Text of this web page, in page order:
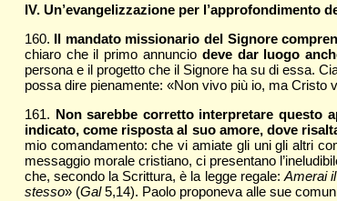
IV. Un’evangelizzazione per l’approfondimento
160. Il mandato missionario del Signore
chiaro che il primo annuncio deve dar luogo
persona e il progetto che il Signore ha su di essa.
possa dire pienamente: «Non vivo più io, ma Cristo
161. Non sarebbe corretto interpretare questo
indicato, come risposta al suo amore, dove
mio comandamento: che vi amiate gli uni gli altri
messaggio morale cristiano, ci presentano
che, secondo la Scrittura, è la legge regale: Amerai
stesso» (Gal5,14). Paolo proponeva alle sue